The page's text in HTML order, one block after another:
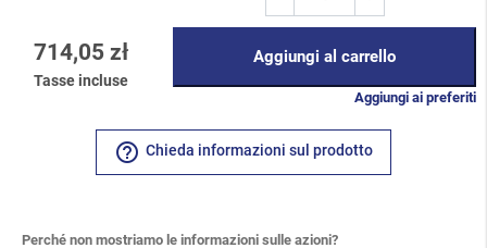
714,05 zł
Tasse incluse
Aggiungi al carrello
Aggiungi ai preferiti
help_outline Chieda informazioni sul prodotto
Perché non mostriamo le informazioni sulle azioni?